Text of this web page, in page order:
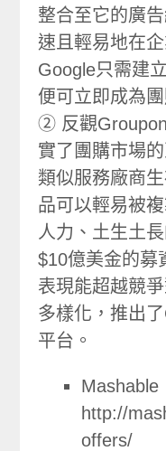
整合至它的廣
速且輕易地在
Google只需建
便可立即成為
② 反觀
實了團購市場
類似服務廠商
品可以輕易被
人力、土生土
$10億美金的募
表現能超越競
多樣化，推出
平台。
Mashable
http://
offers/